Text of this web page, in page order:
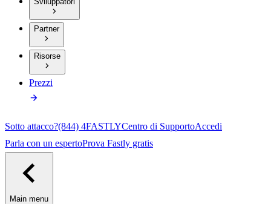
Partner
Risorse
Prezzi
Sotto attacco?(844) 4FASTLYCentro di SupportoAccedi
Parla con un espertoProva Fastly gratis
Main menu